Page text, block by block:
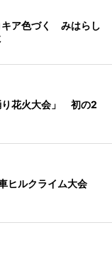
キア色づく みはらし
り花火大会」 初の2
ヒルクライム大会